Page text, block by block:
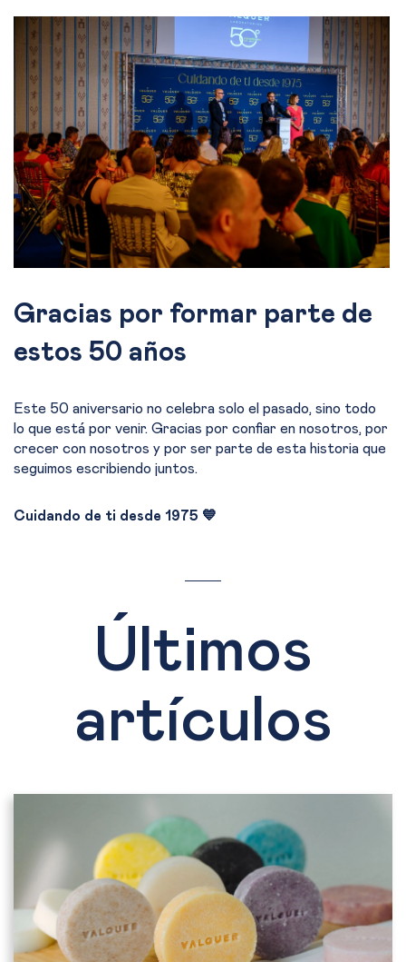
Gracias por formar parte de
estos 50 años
Este 50 aniversario no celebra solo el pasado, sino todo
lo que está por venir. Gracias por confiar en nosotros, por
crecer con nosotros y por ser parte de esta historia que
seguimos escribiendo juntos.
Cuidando de ti desde 1975 💙
Últimos
artículos